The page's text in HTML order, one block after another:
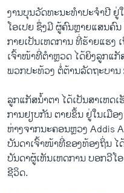
ລາຍງານ
ຕິດຕາມພວກເຮົາ ທີ່
ພາສາຕ່າງໆ
ງານບຸນວັດທະນະທຳປະຈຳປີ ຢູ່
ໂອເປຍ ຊຶ່ງມີ ຜູ້ຄົນຫຼາຍແສນຄົ
ກາຍເປັນເຫດການ ທີ່ຮ້າຍແຮງ
ເຈົ້າໜ້າທີ່ຕຳຫຼວດ ໄດ້ຍິງລູກແກັ
ພວກປະທ້ວງ ຕໍ່ຕ້ານລັດຖະບານ
ລູກແກັສນ້ຳຕາ ໄດ້ເປັນສາເຫດ
ການຢຽບກັນ ຕາຍຂຶ້ນ ຢູ່ໃນເມືອ
ຫ່າງຈາກນະຄອນຫຼວງ Addis
ບັນດາເຈົ້າໜ້າທີ່ຂອງທ້ອງຖິ່ນ ໄ
ບັນດາຜູ້ເຫັນເຫດການ ບອກວີໂ
ຊີວິດ.